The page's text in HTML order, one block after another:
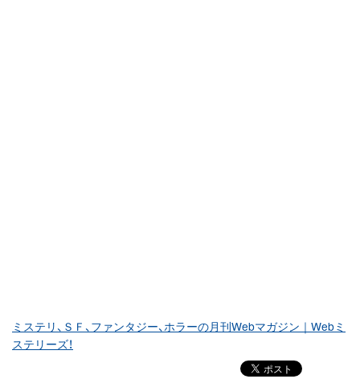
ミステリ、ＳＦ、ファンタジー、ホラーの月刊Webマガジン｜Webミ
ステリーズ！